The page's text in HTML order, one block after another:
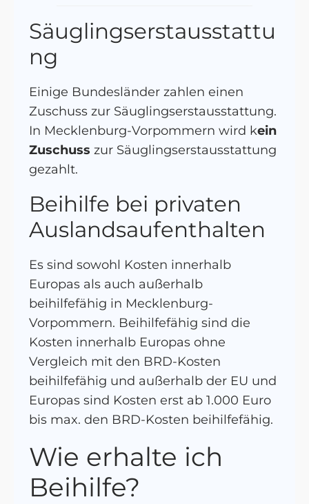
Säuglingserstausstattu
ng
Einige Bundesländer zahlen einen
Zuschuss zur Säuglingserstausstattung.
In Mecklenburg-Vorpommern wird kein
Zuschuss zur Säuglingserstausstattung
gezahlt.
Beihilfe bei privaten
Auslandsaufenthalten
Es sind sowohl Kosten innerhalb
Europas als auch außerhalb
beihilfefähig in Mecklenburg-
Vorpommern. Beihilfefähig sind die
Kosten innerhalb Europas ohne
Vergleich mit den BRD-Kosten
beihilfefähig und außerhalb der EU und
Europas sind Kosten erst ab 1.000 Euro
bis max. den BRD-Kosten beihilfefähig.
Wie erhalte ich
Beihilfe?